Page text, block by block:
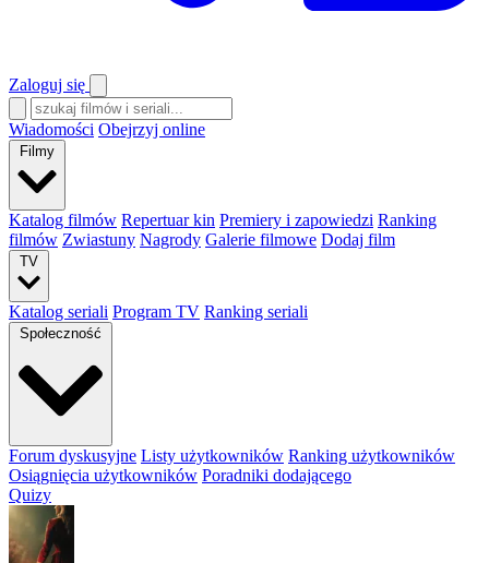
Zaloguj się
Wiadomości Obejrzyj online
Filmy
Katalog filmów Repertuar kin Premiery i zapowiedzi Ranking
filmów Zwiastuny Nagrody Galerie filmowe Dodaj film
TV
Katalog seriali Program TV Ranking seriali
Społeczność
Forum dyskusyjne Listy użytkowników Ranking użytkowników
Osiągnięcia użytkowników Poradniki dodającego
Quizy